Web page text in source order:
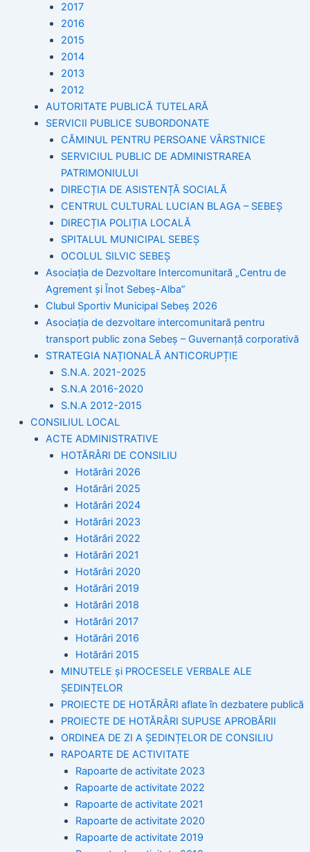
2017
2016
2015
2014
2013
2012
AUTORITATE PUBLICĂ TUTELARĂ
SERVICII PUBLICE SUBORDONATE
CĂMINUL PENTRU PERSOANE VÂRSTNICE
SERVICIUL PUBLIC DE ADMINISTRAREA
PATRIMONIULUI
DIRECȚIA DE ASISTENȚĂ SOCIALĂ
CENTRUL CULTURAL LUCIAN BLAGA – SEBEȘ
DIRECȚIA POLIȚIA LOCALĂ
SPITALUL MUNICIPAL SEBEȘ
OCOLUL SILVIC SEBEȘ
Asociația de Dezvoltare Intercomunitară „Centru de
Agrement și Înot Sebeș-Alba”
Clubul Sportiv Municipal Sebeș 2026
Asociația de dezvoltare intercomunitară pentru
transport public zona Sebeș – Guvernanță corporativă
STRATEGIA NAȚIONALĂ ANTICORUPȚIE
S.N.A. 2021-2025
S.N.A 2016-2020
S.N.A 2012-2015
CONSILIUL LOCAL
ACTE ADMINISTRATIVE
HOTĂRÂRI DE CONSILIU
Hotărâri 2026
Hotărâri 2025
Hotărâri 2024
Hotărâri 2023
Hotărâri 2022
Hotărâri 2021
Hotărâri 2020
Hotărâri 2019
Hotărâri 2018
Hotărâri 2017
Hotărâri 2016
Hotărâri 2015
MINUTELE și PROCESELE VERBALE ALE
ȘEDINȚELOR
PROIECTE DE HOTĂRÂRI aflate în dezbatere publică
PROIECTE DE HOTĂRÂRI SUPUSE APROBĂRII
ORDINEA DE ZI A ȘEDINȚELOR DE CONSILIU
RAPOARTE DE ACTIVITATE
Rapoarte de activitate 2023
Rapoarte de activitate 2022
Rapoarte de activitate 2021
Rapoarte de activitate 2020
Rapoarte de activitate 2019